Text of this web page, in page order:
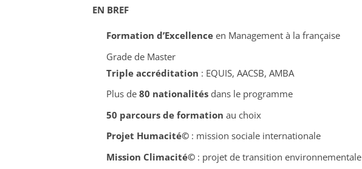
EN BREF
Formation d’Excellenceen Management à la française
Grade de Master
Triple accréditation : EQUIS, AACSB, AMBA
Plus de 80 nationalitésdans le programme
50 parcours de formation au choix
Projet Humacité©: mission sociale internationale
Mission Climacité©: projet de transition environnementale